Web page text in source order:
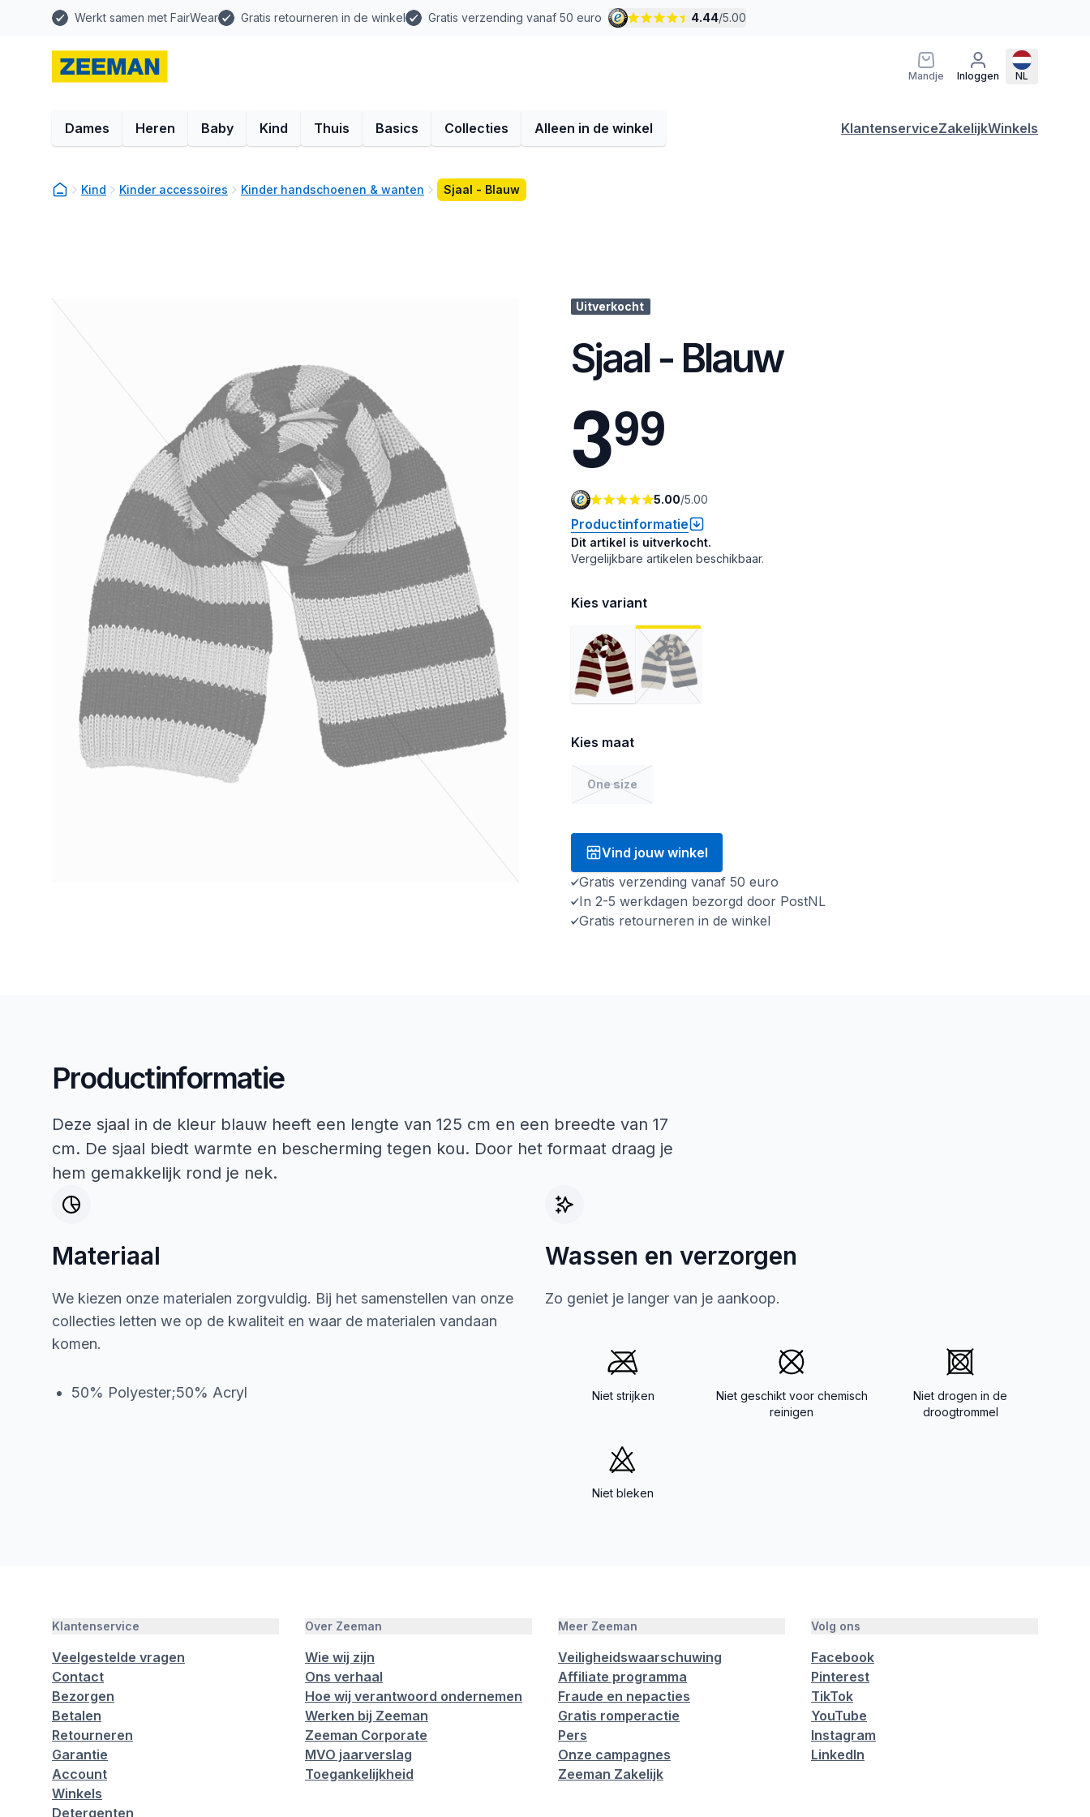
Werkt samen met FairWear Gratis retourneren in de winkel Gratis verzending vanaf 50 euro 4.44/5.00
Mandje Inloggen NL
Dames Heren Baby Kind Thuis Basics Collecties Alleen in de winkel KlantenserviceZakelijkWinkels
Kind Kinder accessoires Kinder handschoenen & wanten Sjaal - Blauw
Uitverkocht
Sjaal - Blauw
399
5.00/5.00
Productinformatie
Dit artikel is uitverkocht.
Vergelijkbare artikelen beschikbaar.
Kies variant
Kies maat
One size
Vind jouw winkel
Gratis verzending vanaf 50 euro
In 2-5 werkdagen bezorgd door PostNL
Gratis retourneren in de winkel
Productinformatie
Deze sjaal in de kleur blauw heeft een lengte van 125 cm en een breedte van 17
cm. De sjaal biedt warmte en bescherming tegen kou. Door het formaat draag je
hem gemakkelijk rond je nek.
Materiaal
We kiezen onze materialen zorgvuldig. Bij het samenstellen van onze
collecties letten we op de kwaliteit en waar de materialen vandaan
komen.
50% Polyester;50% Acryl
Wassen en verzorgen
Zo geniet je langer van je aankoop.
Niet strijken
Niet geschikt voor chemisch
reinigen
Niet drogen in de
droogtrommel
Niet bleken
Klantenservice
Veelgestelde vragen
Contact
Bezorgen
Betalen
Retourneren
Garantie
Account
Winkels
Detergenten
Over Zeeman
Wie wij zijn
Ons verhaal
Hoe wij verantwoord ondernemen
Werken bij Zeeman
Zeeman Corporate
MVO jaarverslag
Toegankelijkheid
Meer Zeeman
Veiligheidswaarschuwing
Affiliate programma
Fraude en nepacties
Gratis romperactie
Pers
Onze campagnes
Zeeman Zakelijk
Volg ons
Facebook
Pinterest
TikTok
YouTube
Instagram
LinkedIn